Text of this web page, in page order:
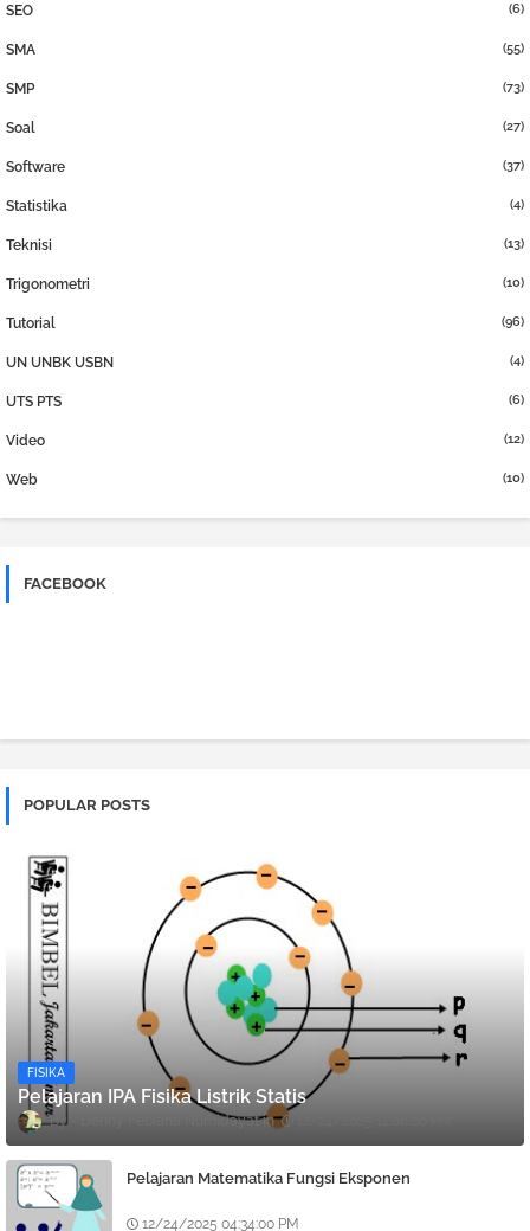
SEO (6)
SMA (55)
SMP (73)
Soal (27)
Software (37)
Statistika (4)
Teknisi (13)
Trigonometri (10)
Tutorial (96)
UN UNBK USBN (4)
UTS PTS (6)
Video (12)
Web (10)
FACEBOOK
POPULAR POSTS
FISIKA
Pelajaran IPA Fisika Listrik Statis
Denny Febiana Nurhidayat
Pelajaran Matematika Fungsi Eksponen
12/24/2025 04:34:00 PM